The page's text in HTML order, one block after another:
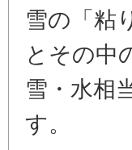
雪の「粘
とその中
雪・水相
す。